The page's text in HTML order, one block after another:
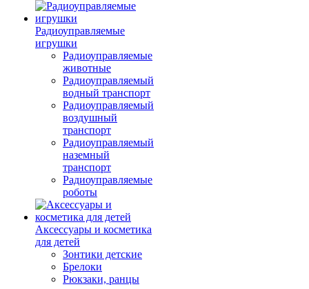
Радиоуправляемые
игрушки
Радиоуправляемые
животные
Радиоуправляемый
водный транспорт
Радиоуправляемый
воздушный
транспорт
Радиоуправляемый
наземный
транспорт
Радиоуправляемые
роботы
Аксессуары и косметика
для детей
Зонтики детские
Брелоки
Рюкзаки, ранцы